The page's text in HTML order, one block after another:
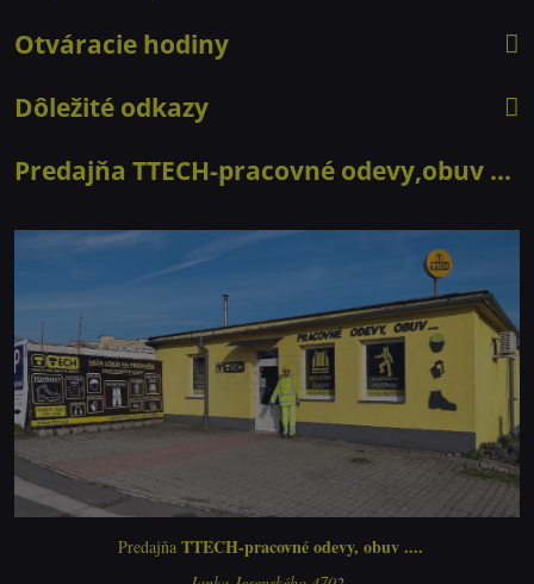
Otváracie hodiny
Dôležité odkazy
Predajňa TTECH-pracovné odevy,obuv ...
Predajňa TTECH-pracovné odevy, obuv ....